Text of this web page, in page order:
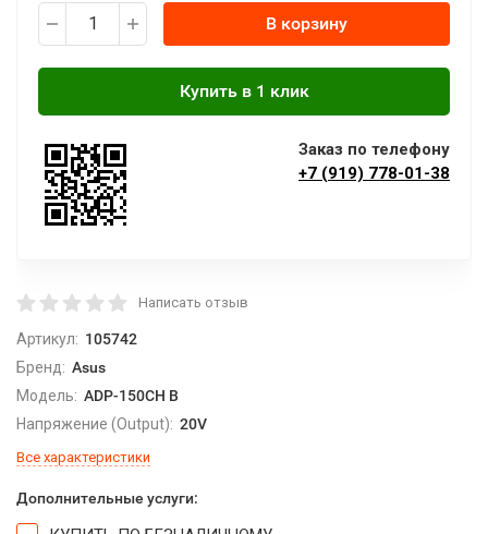
В корзину
Заказ по телефону
+7 (919) 778-01-38
Написать отзыв
Артикул: 105742
Бренд: Asus
Модель: ADP-150CH B
Напряжение (Output): 20V
Все характеристики
Дополнительные услуги: